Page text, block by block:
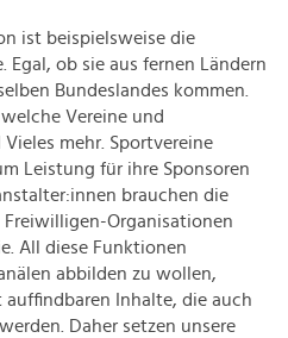
ist beispielsweise die
Egal, ob sie aus fernen Ländern
Bundeslandes kommen.
Vereine und
mehr. Sportvereine
Leistung für ihre Sponsoren
brauchen die
Organisationen
All diese Funktionen
abbilden zu wollen,
Inhalte, die auch
Daher setzen unsere